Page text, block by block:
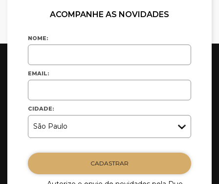
ACOMPANHE AS NOVIDADES
NOME:
EMAIL:
CIDADE:
CADASTRAR